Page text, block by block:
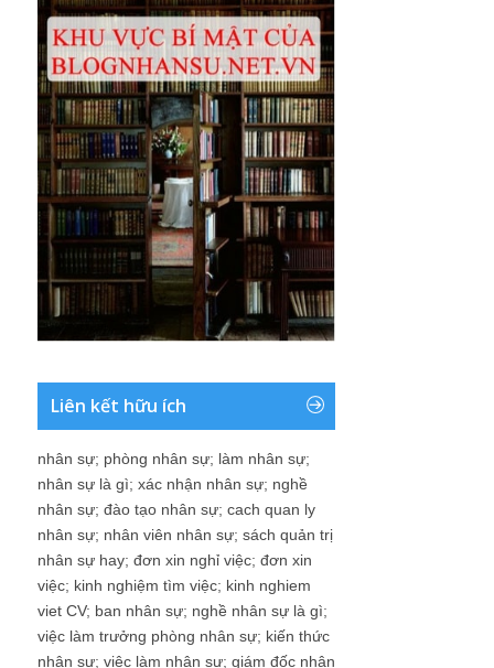
Liên kết hữu ích
nhân sự; phòng nhân sự; làm nhân sự;
nhân sự là gì; xác nhận nhân sự; nghề
nhân sự; đào tạo nhân sự; cach quan ly
nhân sự; nhân viên nhân sự; sách quản trị
nhân sự hay; đơn xin nghỉ việc; đơn xin
việc; kinh nghiệm tìm việc; kinh nghiem
viet CV; ban nhân sự; nghề nhân sự là gì;
việc làm trưởng phòng nhân sự; kiến thức
nhân sự; việc làm nhân sự; giám đốc nhân